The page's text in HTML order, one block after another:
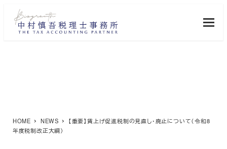
HOME NEWS
【重要】賃上げ促進税制の見直し・廃止について（令和8
年度税制改正大綱）